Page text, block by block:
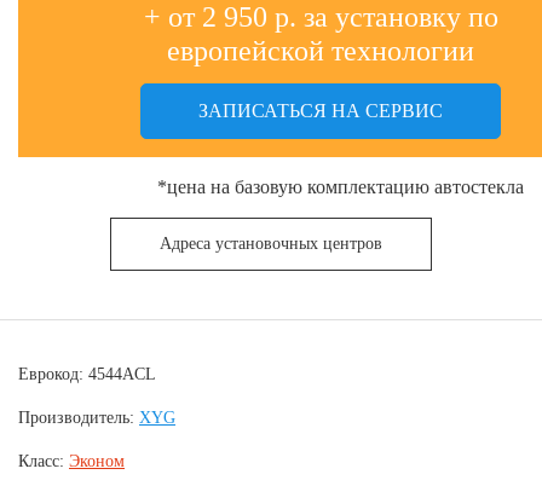
+ от 2 950 р. за установку по
европейской технологии
ЗАПИСАТЬСЯ НА СЕРВИС
*цена на базовую комплектацию автостекла
Адреса установочных центров
Еврокод: 4544ACL
Производитель: XYG
Класс: Эконом